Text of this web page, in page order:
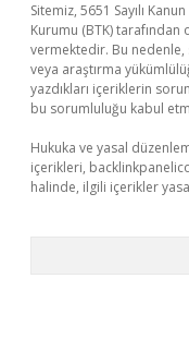
Sitemiz, 5651 Sayılı
Kurumu (BTK) tarafından
vermektedir. Bu
veya araştırma
yazdıkları içeriklerin
bu sorumluluğu kabul
Hukuka ve yasal
içerikleri,
halinde, ilgili içerikler